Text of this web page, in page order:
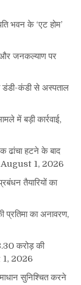
भवन के ‘एट होम’
और जनकल्याण पर
डंडी-कंडी से अस्पताल
में बड़ी कार्रवाई,
ढांचा हटने के बाद
August 1, 2026
तैयारियों का
प्रतिमा का अनावरण,
करोड़ की
2026
सुनिश्चित करने